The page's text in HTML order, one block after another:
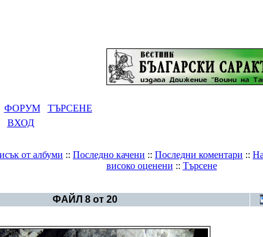
ФОРУМ
ТЪРСЕНЕ
ВХОД
от албуми :: Последно качени :: Последни коментари ::
високо оценени :: Търсене
ФАЙЛ 8 от 20